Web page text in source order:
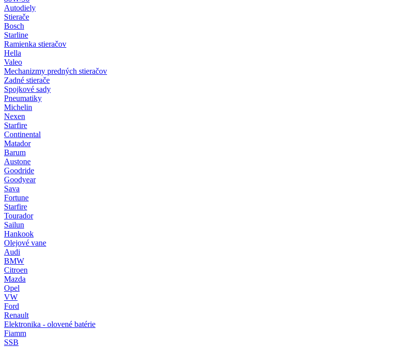
Autodiely
Stierače
Bosch
Starline
Ramienka stieračov
Hella
Valeo
Mechanizmy predných stieračov
Zadné stierače
Spojkové sady
Pneumatiky
Michelin
Nexen
Starfire
Continental
Matador
Barum
Austone
Goodride
Goodyear
Sava
Fortune
Starfire
Tourador
Sailun
Hankook
Olejové vane
Audi
BMW
Citroen
Mazda
Opel
VW
Ford
Renault
Elektronika - olovené batérie
Fiamm
SSB